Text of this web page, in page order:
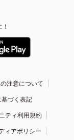
注意について
づく表記
ティ利用規約
ィアポリシー